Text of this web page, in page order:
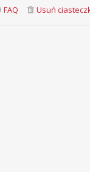
Usuń
FAQ